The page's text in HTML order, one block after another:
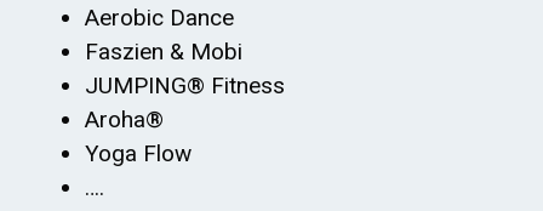
Aerobic Dance
Faszien & Mobi
JUMPING®️ Fitness
Aroha®️
Yoga Flow
….